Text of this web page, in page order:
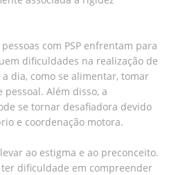
com PSP enfrentam para
dificuldades na realização de
dia, como se alimentar, tomar
Além disso, a
se tornar desafiadora devido
e coordenação motora.
ao estigma e ao preconceito.
dificuldade em compreender